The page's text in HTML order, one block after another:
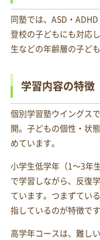
同塾では、ASD・
登校の子どもにも対応
生などの年齢層の子ど
学習内容の特徴
個別学習塾ウイングス
開。子どもの個性・状
めています。
小学生低学年（1～3年
で学習しながら、反復
ています。つまずてい
指しているのが特徴です
高学年コースは、難し